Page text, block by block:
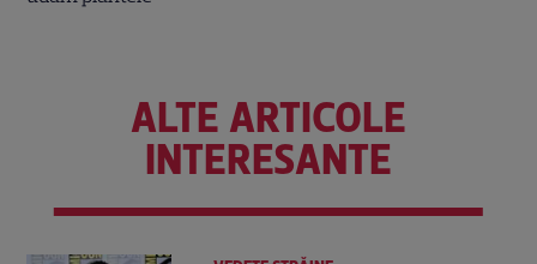
ALTE ARTICOLE
INTERESANTE